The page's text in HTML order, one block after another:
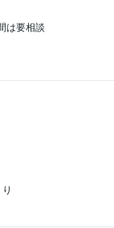
は要相談